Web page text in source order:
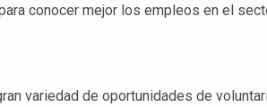
conocer mejor los empleos en el
variedad de oportunidades de